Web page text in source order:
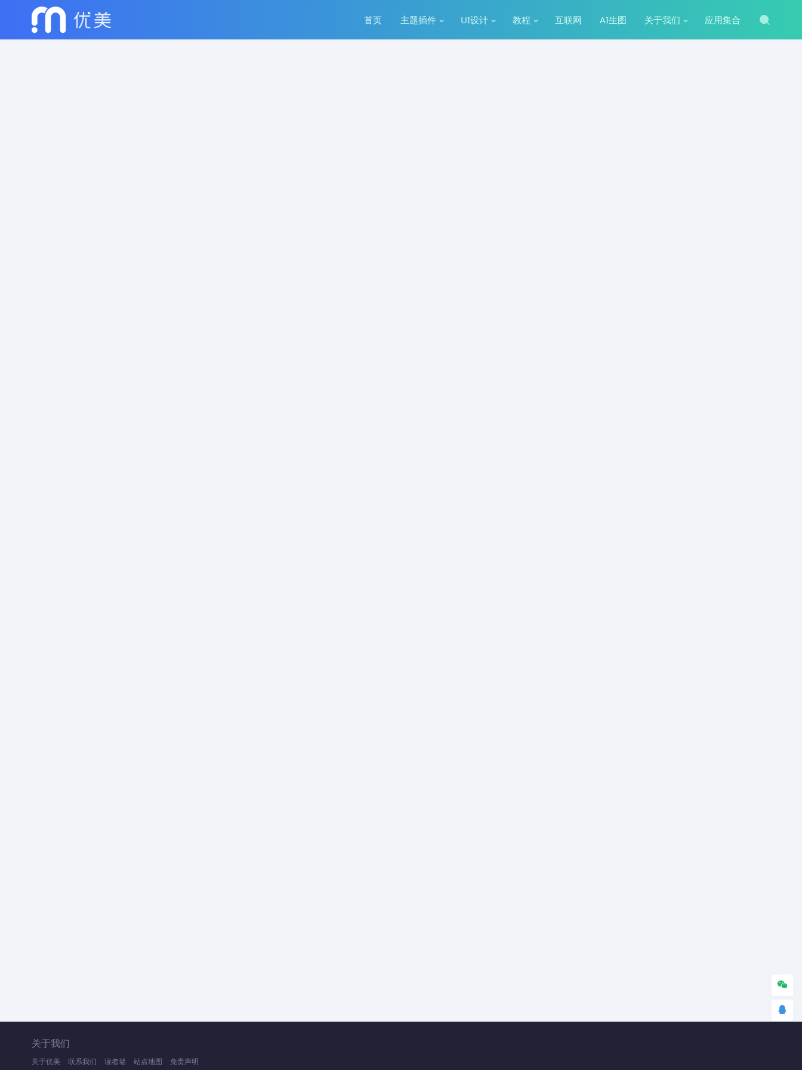
首页 主题插件 UI设计 教程 互联网 AI生图 关于我们 应用集合
关于我们
关于优美 联系我们 读者墙 站点地图 免责声明